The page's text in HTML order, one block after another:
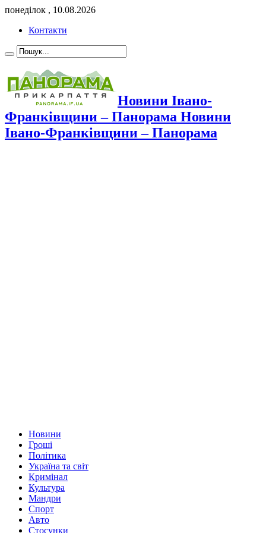
понеділок , 10.08.2026
Контакти
Новини Івано-
Франківщини – Панорама Новини
Івано-Франківщини – Панорама
Новини
Гроші
Політика
Україна та світ
Кримінал
Культура
Мандри
Спорт
Авто
Стосунки